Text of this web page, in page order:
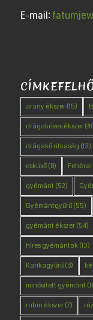
E-mail:
arany ékszer(15)
drágaköves ékszer
drágakő ritkaság (13)
esküvő(8)
gyémánt (52)
Gyémántgyűrű(55)
gyémánt ékszer(54)
híres gyémántok(13)
Karikagyűrű(8)
minősített gyémánt
rubin ékszer(7)